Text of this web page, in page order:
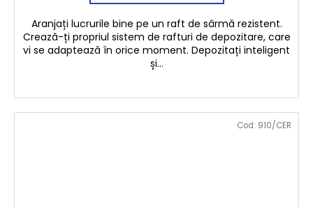
Aranjați lucrurile bine pe un raft de sârmă rezistent.
Crează-ți propriul sistem de rafturi de depozitare, care
vi se adaptează în orice moment. Depozitați inteligent
și...
Cod: 910/CER